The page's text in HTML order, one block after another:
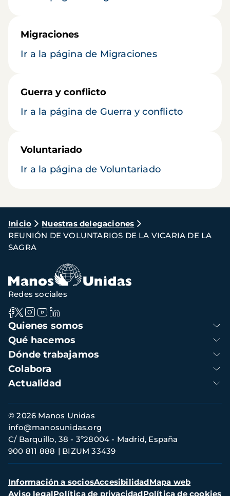
Migraciones
Ir a la página de Migraciones
Guerra y conflicto
Ir a la página de Guerra y conflicto
Voluntariado
Ir a la página de Voluntariado
Ruta
de
navegación
Inicio
Nuestras delegaciones
REUNIÓN DE VOLUNTARIOS DE LA VICARIA DE LA
SAGRA
Navegación
principal
Quienes somos
Qué hacemos
Dónde trabajamos
Colabora
Actualidad
Redes sociales
Información
de
contacto
© 2026 Manos Unidas
C/ Barquillo, 38 - 3º28004 - Madrid, España
900 811 888
BIZUM 33439
info@manosunidas.org
Menú
secundario
Información a sociosAccesibilidadMapa web
Aviso legalPolítica de privacidadPolítica de cookies